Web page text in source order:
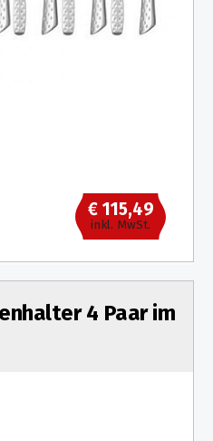
€ 115,49
inkl. MwSt.
4 Paar im